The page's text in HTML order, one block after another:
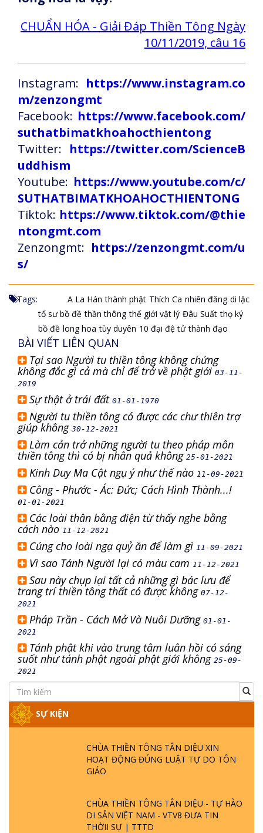
CHUẨN HÓA - Giải Đáp Thiền Tông Ngày
10/11/2019, câu 16
Instagram: https://www.instagram.co
m/zenzongmt
Facebook: https://www.facebook.com/
suthatbimatkhoahocthientong
Twitter: https://twitter.com/ScienceB
uddhism
Youtube: https://www.youtube.com/c/
SUTHATBIMATKHOAHOCTHIENTONG
Tiktok: https://www.tiktok.com/@thie
ntongmt.com
Zenzongmt: https://zenzongmt.com/u
s/
Tags: A La Hán thành phật Thích Ca nhiên đăng di lặc
tổ sư bồ đề thần thông thế giới vật lý Đâu Suất thọ ký
bồ đề long hoa tùy duyên 10 đại đệ tử thành đạo
BÀI VIẾT LIÊN QUAN
Tại sao Người tu thiền tông không chứng
không đắc gì cả mà chỉ để trở về phật giới03-11-
2019
Sự thật ở trái đất 01-01-1970
Người tu thiền tông có được các chư thiên trợ
giúp không 30-12-2021
Làm cản trở những người tu theo pháp môn
thiền tông thì có bị nhân quả không25-01-2021
Kinh Duy Ma Cật ngụ ý như thế nào 11-09-2021
Công - Phước - Ác: Đức; Cách Hình Thành...!
01-01-2021
Các loài thân bằng điện từ thấy nghe bằng
cách nào 11-12-2021
Cúng cho loài ngạ quỷ ăn để làm gì 11-09-2021
Vì sao Tánh Người lại có màu cam 11-12-2021
Sau này chụp lại tất cả những gì bác lưu để
trang trí thiền tông thất có được không 07-12-
2021
Pháp Trần - Cách Mở Và Nuôi Dưỡng 01-01-
2021
Tánh phật khi vào trung tâm luân hồi có sáng
suốt như tánh phật ngoài phật giới không 25-09-
2021
SỰ KIỆN
CHÙA THIỀN TÔNG TÂN DIỆU XIN
HOẠT ĐỘNG ĐÚNG LUẬT TỰ DO TÔN
GIÁO
CHÙA THIỀN TÔNG TÂN DIỆU - TỰ HÀO
DI SẢN VIỆT NAM - VTV8 ĐƯA TIN
THỜII SỰ | TTTD